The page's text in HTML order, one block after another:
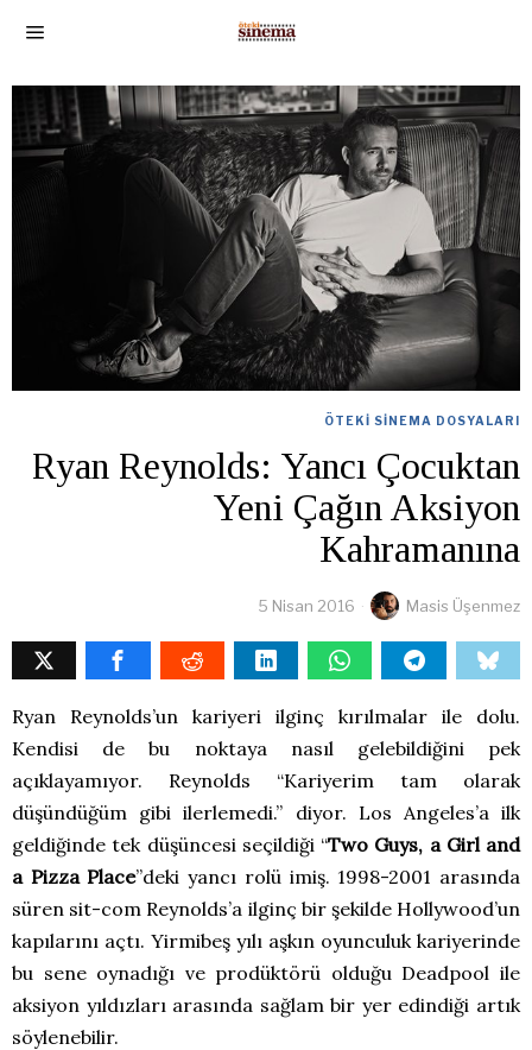
ÖTEKI SINEMA DOSYALARI
Ryan Reynolds: Yancı Çocuktan
Yeni Çağın Aksiyon
Kahramanına
5 Nisan 2016 Masis Üşenmez
Ryan Reynolds’un kariyeri ilginç kırılmalar ile dolu.
Kendisi de bu noktaya nasıl gelebildiğini pek
açıklayamıyor. Reynolds “Kariyerim tam olarak
düşündüğüm gibi ilerlemedi.” diyor. Los Angeles’a ilk
geldiğinde tek düşüncesi seçildiği “Two Guys, a Girl and
a Pizza Place”deki yancı rolü imiş. 1998-2001 arasında
süren sit-com Reynolds’a ilginç bir şekilde Hollywood’un
kapılarını açtı. Yirmibeş yılı aşkın oyunculuk kariyerinde
bu sene oynadığı ve prodüktörü olduğu Deadpool ile
aksiyon yıldızları arasında sağlam bir yer edindiği artık
söylenebilir.